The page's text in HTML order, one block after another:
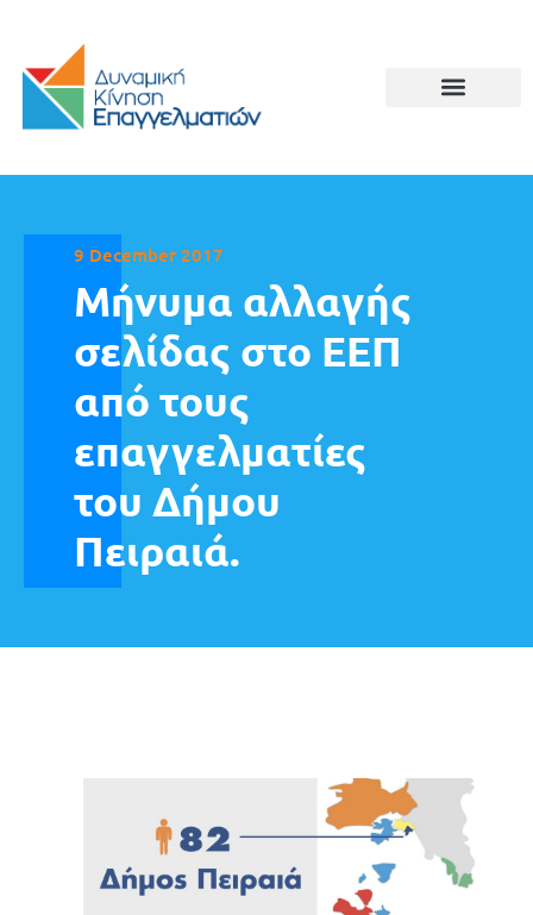
9 December 2017
Μήνυμα αλλαγής
σελίδας στο ΕΕΠ
από τους
επαγγελματίες
του Δήμου
Πειραιά.